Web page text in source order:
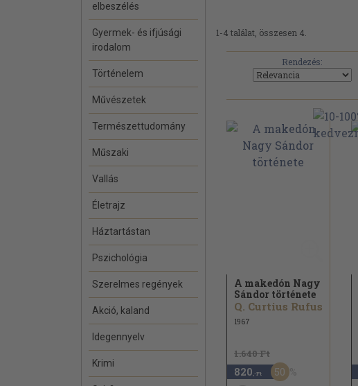
elbeszélés
Gyermek- és ifjúsági
irodalom
Történelem
Művészetek
Természettudomány
Műszaki
Vallás
Életrajz
Háztartástan
Pszichológia
Szerelmes regények
Akció, kaland
Idegennyelv
Krimi
1-4 találat, összesen 4.
Rendezés:
A makedón Nagy
Sándor története
Q. Curtius Rufus
1967
1.640 Ft
820 ,-Ft 50